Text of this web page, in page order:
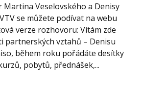
Martina Veselovského a Denisy
se můžete podívat na webu
verze rozhovoru: Vítám zde
partnerských vztahů – Denisu
během roku pořádáte desítky
pobytů, přednášek,...